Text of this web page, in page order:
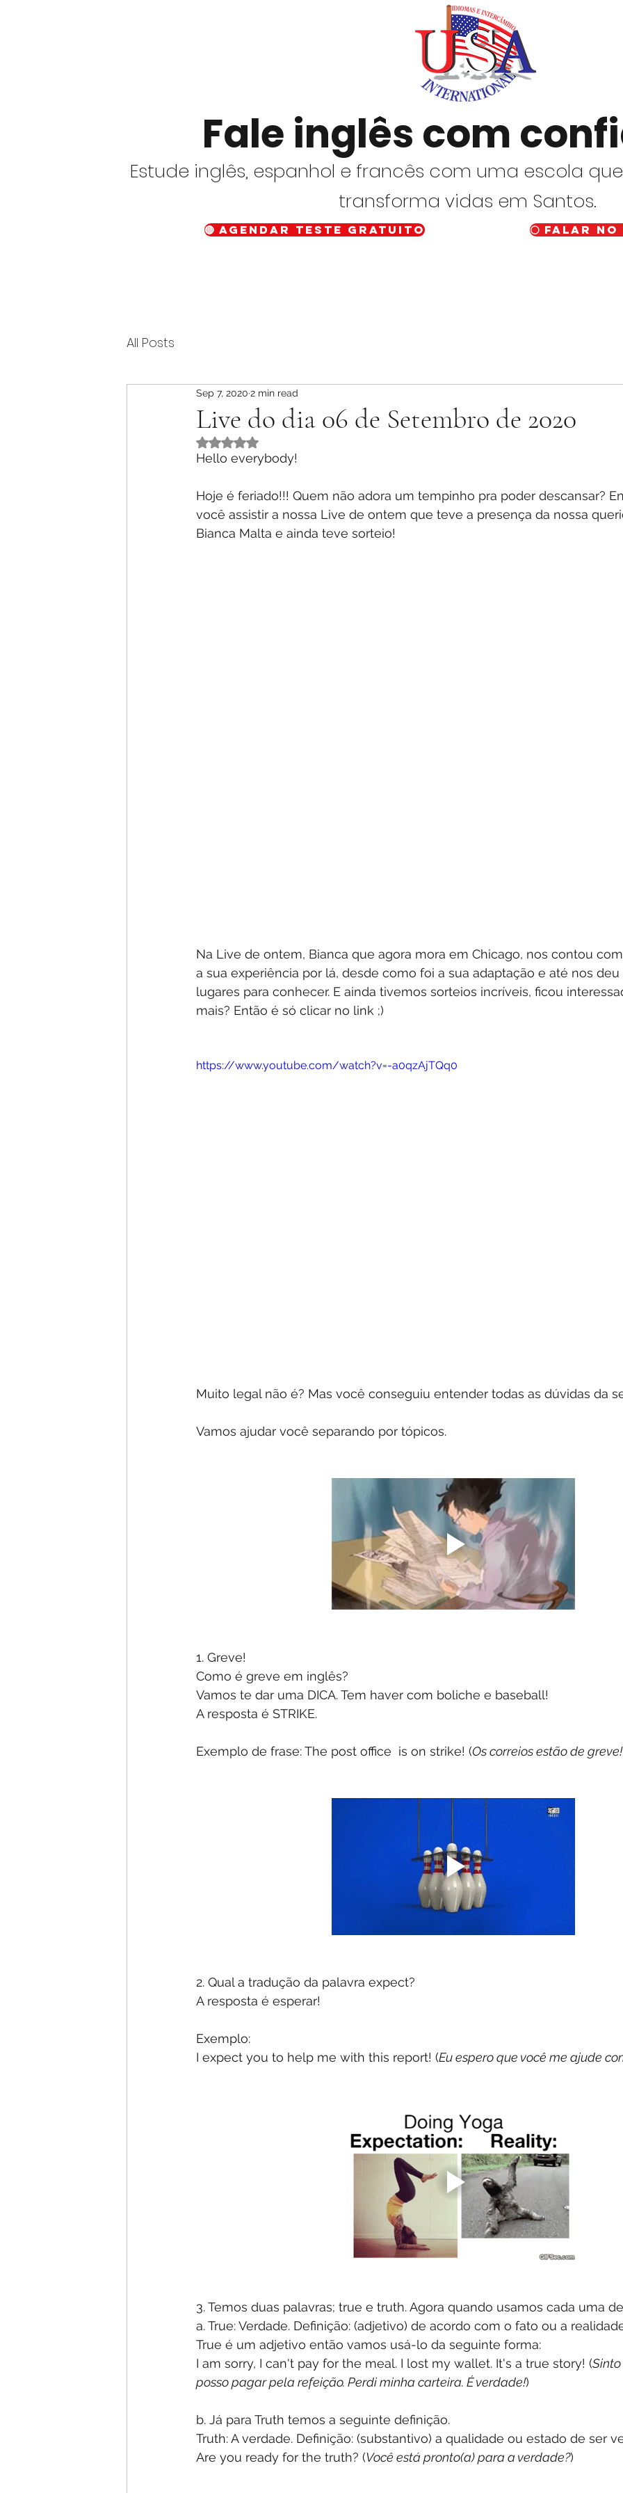
Fale inglês com
Estude inglês, espanhol e francês com uma escola
transforma vidas em Santos.
🔴 Agendar teste gratuito ⚪ Falar no
All Posts
Live do dia 06 de Setembro de 2020
Sep 7, 2020 2 min read
Rated NaN out of 5 stars.
Hello everybody!
Hoje é feriado!!! Quem não adora um tempinho pra poder descansar?
você assistir a nossa Live de ontem que teve a presença da nossa
Bianca Malta e ainda teve sorteio!
Na Live de ontem, Bianca que agora mora em Chicago, nos contou
a sua experiência por lá, desde como foi a sua adaptação e até nos
lugares para conhecer. E ainda tivemos sorteios incríveis, ficou
mais? Então é só clicar no link ;)
https://www.youtube.com/watch?v=-a0qzAjTQq0
Muito legal não é? Mas você conseguiu entender todas as dúvidas da
Vamos ajudar você separando por tópicos.
1. Greve!
Como é greve em inglês?
Vamos te dar uma DICA. Tem haver com boliche e baseball!
A resposta é STRIKE.
Exemplo de frase: The post office  is on strike! (Os correios estão de greve!
2. Qual a tradução da palavra expect?
A resposta é esperar!
Exemplo:
I expect you to help me with this report! (Eu espero que você me ajude
3. Temos duas palavras; true e truth. Agora quando usamos cada uma
a. True: Verdade. Definição: (adjetivo) de acordo com o fato ou a
True é um adjetivo então vamos usá-lo da seguinte forma:
I am sorry, I can't pay for the meal. I lost my wallet. It's a true story! (
posso pagar pela refeição. Perdi minha carteira. É verdade!)
b. Já para Truth temos a seguinte definição.
Truth: A verdade. Definição: (substantivo) a qualidade ou estado de ser
Are you ready for the truth? (Você está pronto(a) para a verdade?)